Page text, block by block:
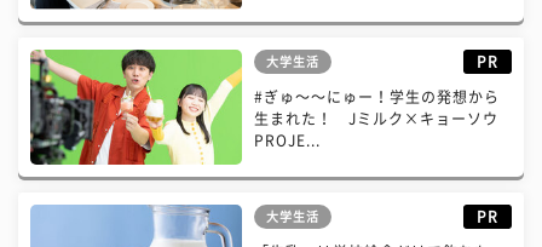
大学生活 PR
#ぎゅ〜〜にゅー！学生の発想から
生まれた！ Jミルク×キョーソウ
PROJE...
大学生活 PR